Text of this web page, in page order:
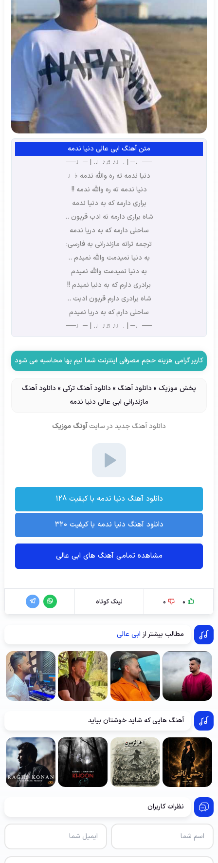
متن آهنگ ابی عالی دنیا ندمه
──♩─ | .♩♪♬♪♩. | ─♩──
دنیا ندمه ته ره والله ندمه ♭♩
دنیا ندمه ته ره والله ندمه !!
براری دارمه که به دنیا ندمه
شاه براری دارمه ته ادب قربون ..
ساحلی دارمه که به دریا ندمه
ترجمه ترانه مازندرانی به فارسی:
به دنیا نمیدمت والله نمیدم ..
به دنیا نمیدمت والله نمیدم
برادری دارم که به دنیا نمیدم !!
شاه برادری دارم قربون ادبت ..
ساحلی دارم که به دریا نمیدم
──♩─ | .♩♪♬♪♩. | ─♩──
کاربر گرامی هزینه حجم مصرفی اینترنت شما نیم بها محاسبه می شود
پخش موزیک » دانلود آهنگ » دانلود آهنگ ترکی » دانلود آهنگ
مازندرانی ابی عالی دنیا ندمه
دانلود آهنگ جدید در سایت آونگ موزیک
دانلود آهنگ دنیا ندمه با کیفیت ۱۲۸
دانلود آهنگ دنیا ندمه با کیفیت ۳۲۰
مشاهده تمامی آهنگ های ابی عالی
0
0 لینک کوتاه
مطالب بیشتر از ابی عالی
آهنگ هایی که شاید خوشتان بیاید
نظرات کاربران